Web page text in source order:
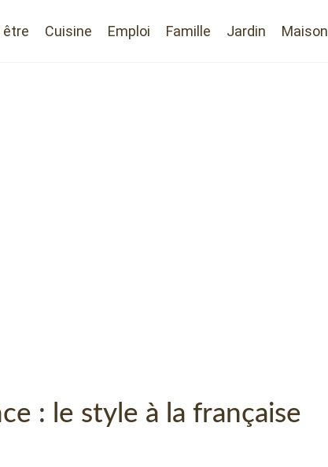
être Cuisine Emploi Famille Jardin Maison
: le style à la française